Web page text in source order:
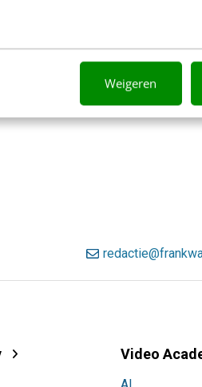
Weigeren
Video
AI